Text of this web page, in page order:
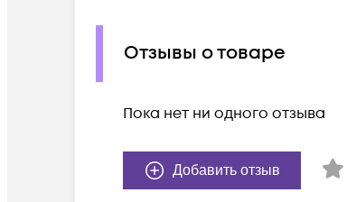
Отзывы о товаре
Пока нет ни одного отзыва
Добавить отзыв